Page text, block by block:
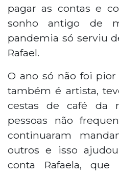
pagar as contas e
sonho antigo de
pandemia só serviu
Rafael.
O ano só não foi pior
também é artista,
cestas de café da
pessoas não
continuaram
outros e isso
conta Rafaela,